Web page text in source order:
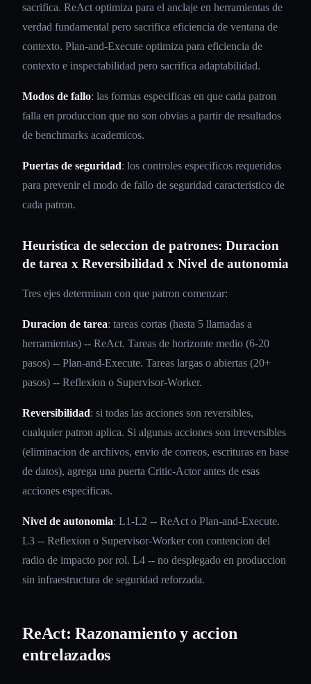
sacrifica. ReAct optimiza para el anclaje en herramientas de
verdad fundamental pero sacrifica eficiencia de ventana de
contexto. Plan-and-Execute optimiza para eficiencia de
contexto e inspectabilidad pero sacrifica adaptabilidad.
Modos de fallo: las formas especificas en que cada patron
falla en produccion que no son obvias a partir de resultados
de benchmarks academicos.
Puertas de seguridad: los controles especificos requeridos
para prevenir el modo de fallo de seguridad caracteristico de
cada patron.
Heuristica de seleccion de patrones: Duracion
de tarea x Reversibilidad x Nivel de autonomia
Tres ejes determinan con que patron comenzar:
Duracion de tarea: tareas cortas (hasta 5 llamadas a
herramientas) -- ReAct. Tareas de horizonte medio (6-20
pasos) -- Plan-and-Execute. Tareas largas o abiertas (20+
pasos) -- Reflexion o Supervisor-Worker.
Reversibilidad: si todas las acciones son reversibles,
cualquier patron aplica. Si algunas acciones son irreversibles
(eliminacion de archivos, envio de correos, escrituras en base
de datos), agrega una puerta Critic-Actor antes de esas
acciones especificas.
Nivel de autonomia: L1-L2 -- ReAct o Plan-and-Execute.
L3 -- Reflexion o Supervisor-Worker con contencion del
radio de impacto por rol. L4 -- no desplegado en produccion
sin infraestructura de seguridad reforzada.
ReAct: Razonamiento y accion
entrelazados